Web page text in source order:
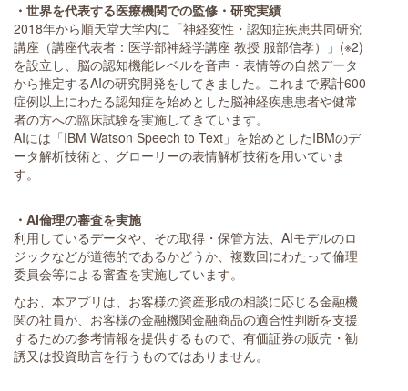
・世界を代表する医療機関での監修・研究実績
2018年から順天堂大学内に「神経変性・認知症疾患共同研究
講座（講座代表者：医学部神経学講座 教授 服部信孝）」(※2)
を設立し、脳の認知機能レベルを音声・表情等の自然データ
から推定するAIの研究開発をしてきました。これまで累計600
症例以上にわたる認知症を始めとした脳神経疾患患者や健常
者の方への臨床試験を実施してきています。
AIには「IBM Watson Speech to Text」を始めとしたIBMのデ
ータ解析技術と、グローリーの表情解析技術を用いていま
す。
・ AI倫理の審査を実施
利用しているデータや、その取得・保管方法、AIモデルのロ
ジックなどが道徳的であるかどうか、複数回にわたって倫理
委員会等による審査を実施しています。
なお、本アプリは、お客様の資産形成の相談に応じる金融機
関の社員が、お客様の金融機関金融商品の適合性判断を支援
するための参考情報を提供するもので、有価証券の販売・勧
誘又は投資助言を行うものではありません。